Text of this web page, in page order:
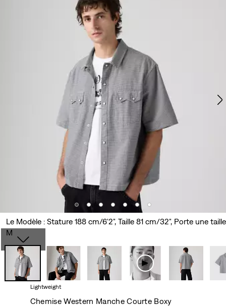
Le Modèle : Stature 188 cm/6'2", Taille 81 cm/32", Porte une taille
M
Lightweight
Chemise Western Manche Courte Boxy